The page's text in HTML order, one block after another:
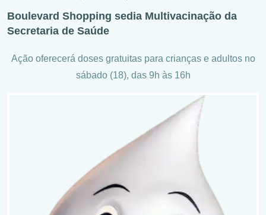
Boulevard Shopping sedia Multivacinação da
Secretaria de Saúde
Ação oferecerá doses gratuitas para crianças e adultos no
sábado (18), das 9h às 16h